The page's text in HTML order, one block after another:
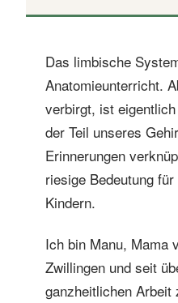
Das limbische
Anatomieunterricht.
verbirgt, ist
der Teil unseres
Erinnerungen
riesige Bedeutung
Kindern.
Ich bin Manu, Mama
Zwillingen und seit
ganzheitlichen Arbeit